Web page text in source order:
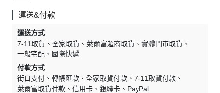
運送&付款
運送方式
7-11取貨
全家取貨 萊爾富超商取貨
實體門市取貨
一般宅配
國際快遞
付款方式
街口支付
轉帳匯款 全家取貨付款
7-11取貨付款
萊爾富取貨付款
信用卡 銀聯卡 PayPal